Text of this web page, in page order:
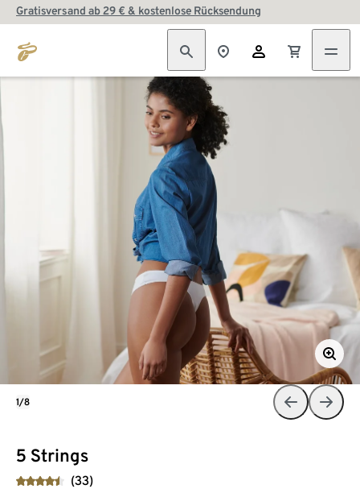
Gratisversand ab 29 € & kostenlose Rücksendung
5 Strings
(33)
1/8